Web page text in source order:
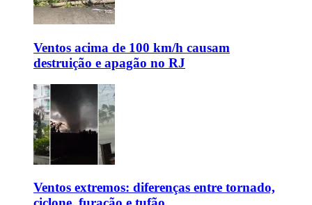
Ventos acima de 100 km/h causam
destruição e apagão no RJ
Ventos extremos: diferenças entre tornado,